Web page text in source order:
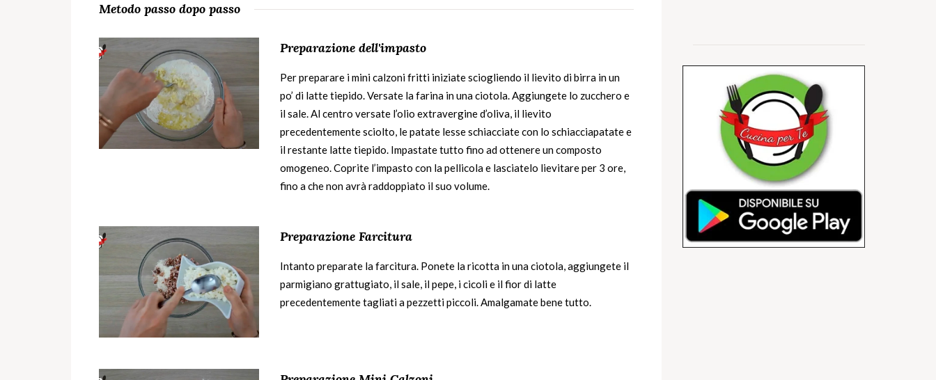
Metodo passo dopo passo
Preparazione dell'impasto
Per preparare i mini calzoni fritti iniziate sciogliendo il lievito di birra in un
po’ di latte tiepido. Versate la farina in una ciotola. Aggiungete lo zucchero e
il sale. Al centro versate l’olio extravergine d’oliva, il lievito
precedentemente sciolto, le patate lesse schiacciate con lo schiacciapatate e
il restante latte tiepido. Impastate tutto fino ad ottenere un composto
omogeneo. Coprite l’impasto con la pellicola e lasciatelo lievitare per 3 ore,
fino a che non avrà raddoppiato il suo volume.
Preparazione Farcitura
Intanto preparate la farcitura. Ponete la ricotta in una ciotola, aggiungete il
parmigiano grattugiato, il sale, il pepe, i cicoli e il fior di latte
precedentemente tagliati a pezzetti piccoli. Amalgamate bene tutto.